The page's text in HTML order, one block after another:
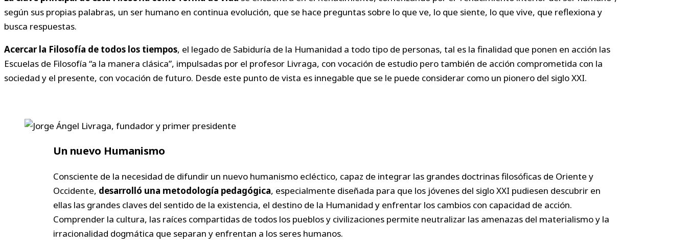
según sus propias palabras, un ser humano en continua evolución, que se hace preguntas sobre lo que ve, lo que siente, lo que vive, que reflexiona y
busca respuestas.
Acercar la Filosofía de todos los tiempos, el legado de Sabiduría de la Humanidad a todo tipo de personas, tal es la finalidad que ponen en acción las
Escuelas de Filosofía “a la manera clásica”, impulsadas por el profesor Livraga, con vocación de estudio pero también de acción comprometida con la
sociedad y el presente, con vocación de futuro. Desde este punto de vista es innegable que se le puede considerar como un pionero del siglo XXI.
Un nuevo Humanismo
Consciente de la necesidad de difundir un nuevo humanismo ecléctico, capaz de integrar las grandes doctrinas filosóficas de Oriente y
Occidente, desarrolló una metodología pedagógica, especialmente diseñada para que los jóvenes del siglo XXI pudiesen descubrir en
ellas las grandes claves del sentido de la existencia, el destino de la Humanidad y enfrentar los cambios con capacidad de acción.
Comprender la cultura, las raíces compartidas de todos los pueblos y civilizaciones permite neutralizar las amenazas del materialismo y la
irracionalidad dogmática que separan y enfrentan a los seres humanos.